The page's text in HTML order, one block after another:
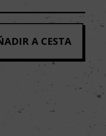
A CESTA